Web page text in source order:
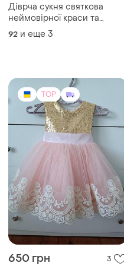
Діврча сукня святкова
неймовірної краси та
кольору із сша
92 и еще 3
TOP
650 грн 3